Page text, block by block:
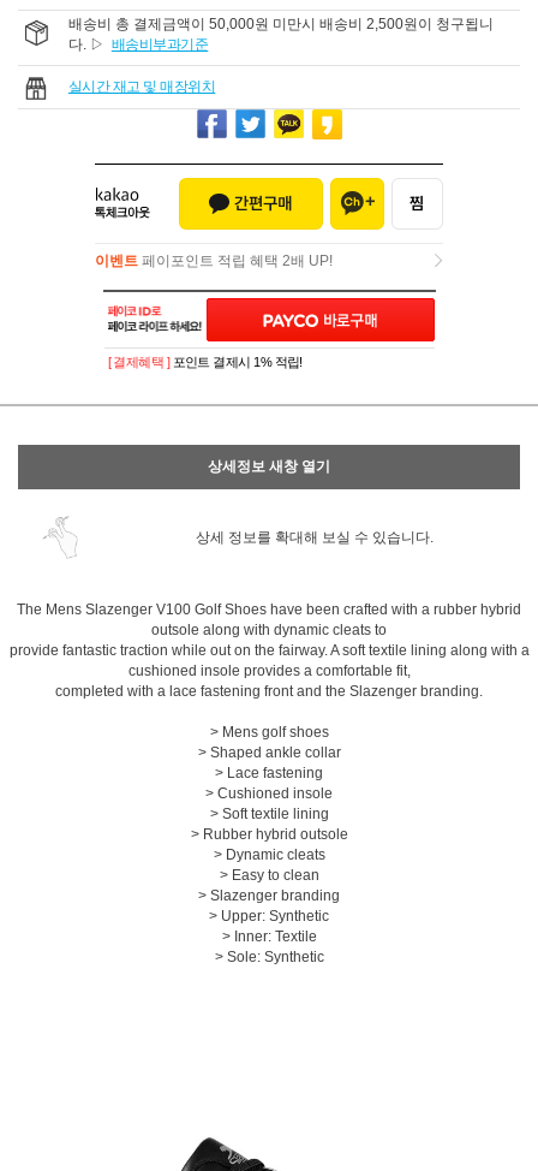
배송비 총 결제금액이 50,000원 미만시 배송비 2,500원이 청구됩니
다. ▷ 배송비부과기준
실시간 재고 및 매장위치
이벤트 페이포인트 적립 혜택 2배 UP!
이벤트페이포인트 적립 혜택 2배 UP!
PAYCO 바로구매
[ 결제혜택 ] 포인트 결제시 1% 적립!
상세정보 새창 열기
상세 정보를 확대해 보실 수 있습니다.
The Mens Slazenger V100 Golf Shoes have been crafted with a rubber hybrid
outsole along with dynamic cleats to
provide fantastic traction while out on the fairway. A soft textile lining along with a
cushioned insole provides a comfortable fit,
completed with a lace fastening front and the Slazenger branding.
> Mens golf shoes
> Shaped ankle collar
> Lace fastening
> Cushioned insole
> Soft textile lining
> Rubber hybrid outsole
> Dynamic cleats
> Easy to clean
> Slazenger branding
> Upper: Synthetic
> Inner: Textile
> Sole: Synthetic